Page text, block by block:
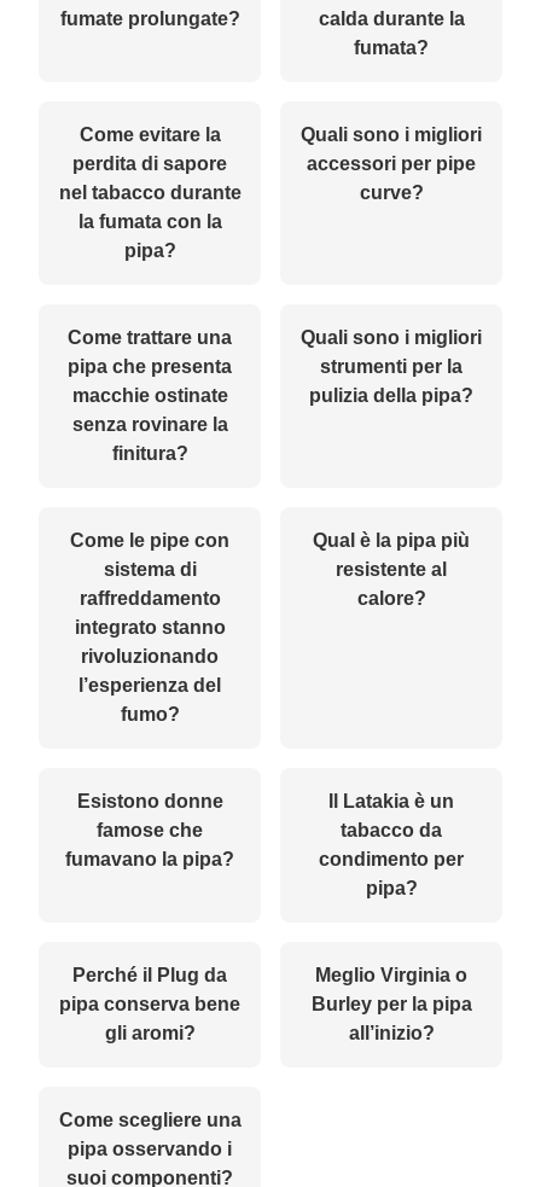
fumate prolungate?
calda durante la
fumata?
Come evitare la
perdita di sapore
nel tabacco durante
la fumata con la
pipa?
Quali sono i migliori
accessori per pipe
curve?
Come trattare una
pipa che presenta
macchie ostinate
senza rovinare la
finitura?
Quali sono i migliori
strumenti per la
pulizia della pipa?
Come le pipe con
sistema di
raffreddamento
integrato stanno
rivoluzionando
l’esperienza del
fumo?
Qual è la pipa più
resistente al
calore?
Esistono donne
famose che
fumavano la pipa?
Il Latakia è un
tabacco da
condimento per
pipa?
Perché il Plug da
pipa conserva bene
gli aromi?
Meglio Virginia o
Burley per la pipa
all’inizio?
Come scegliere una
pipa osservando i
suoi componenti?